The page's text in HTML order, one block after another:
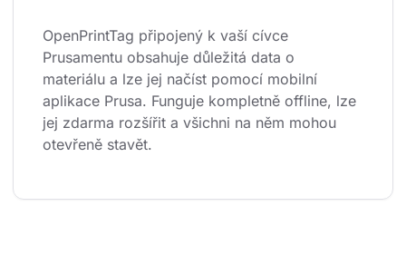
OpenPrintTag připojený k vaší cívce
Prusamentu obsahuje důležitá data o
materiálu a lze jej načíst pomocí mobilní
aplikace Prusa. Funguje kompletně offline, lze
jej zdarma rozšířit a všichni na něm mohou
otevřeně stavět.